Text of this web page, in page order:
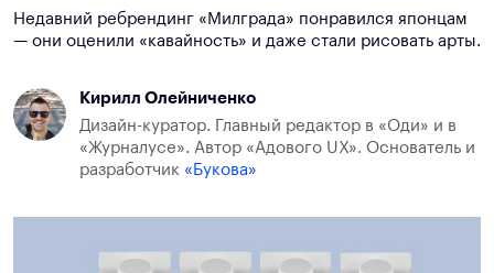
Недавний ребрендинг «Милграда» понравился японцам
— они оценили «кавайность» и даже стали рисовать арты.
Кирилл Олейниченко
Дизайн-куратор. Главный редактор в «Оди» и в
«Журналусе». Автор «Адового UX». Основатель и
разработчик «Букова»